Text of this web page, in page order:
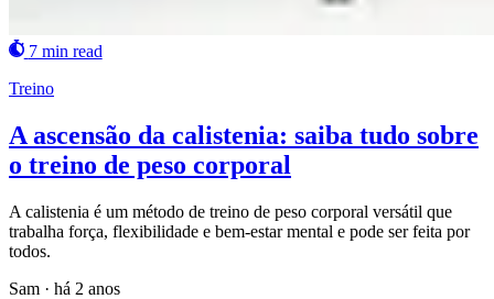
7 min read
Treino
A ascensão da calistenia: saiba tudo sobre
o treino de peso corporal
A calistenia é um método de treino de peso corporal versátil que
trabalha força, flexibilidade e bem-estar mental e pode ser feita por
todos.
Sam · há 2 anos